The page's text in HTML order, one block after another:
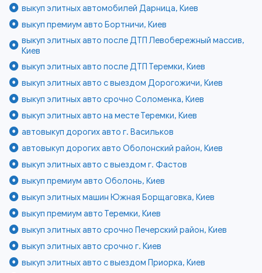
выкуп элитных автомобилей Дарница, Киев
выкуп премиум авто Бортничи, Киев
выкуп элитных авто после ДТП Левобережный массив,
Киев
выкуп элитных авто после ДТП Теремки, Киев
выкуп элитных авто с выездом Дорогожичи, Киев
выкуп элитных авто срочно Соломенка, Киев
выкуп элитных авто на месте Теремки, Киев
автовыкуп дорогих авто г. Васильков
автовыкуп дорогих авто Оболонский район, Киев
выкуп элитных авто с выездом г. Фастов
выкуп премиум авто Оболонь, Киев
выкуп элитных машин Южная Борщаговка, Киев
выкуп премиум авто Теремки, Киев
выкуп элитных авто срочно Печерский район, Киев
выкуп элитных авто срочно г. Киев
выкуп элитных авто с выездом Приорка, Киев